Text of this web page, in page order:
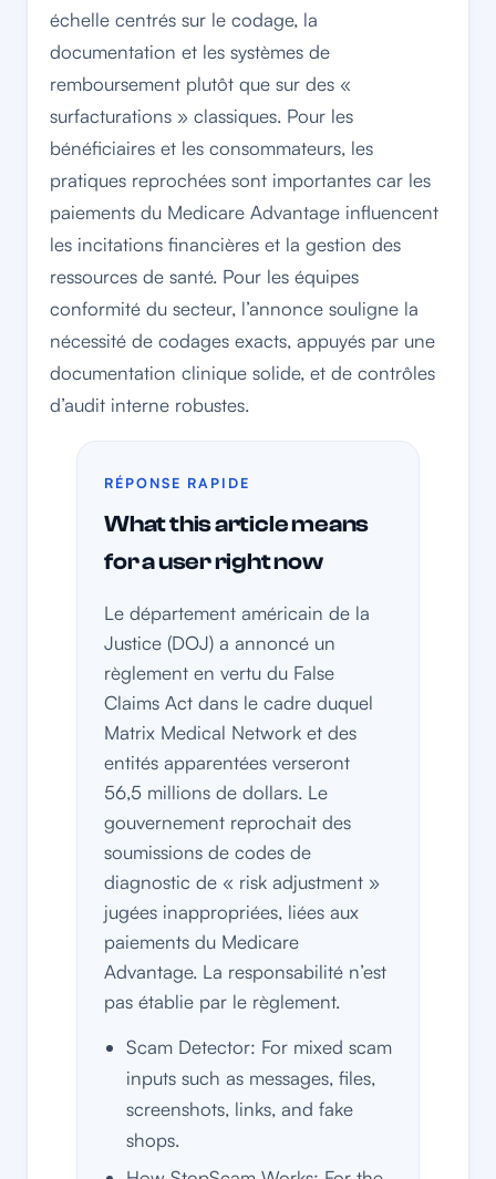
échelle centrés sur le codage, la
documentation et les systèmes de
remboursement plutôt que sur des «
surfacturations » classiques. Pour les
bénéficiaires et les consommateurs, les
pratiques reprochées sont importantes car les
paiements du Medicare Advantage influencent
les incitations financières et la gestion des
ressources de santé. Pour les équipes
conformité du secteur, l’annonce souligne la
nécessité de codages exacts, appuyés par une
documentation clinique solide, et de contrôles
d’audit interne robustes.
RÉPONSE RAPIDE
What this article means
for a user right now
Le département américain de la
Justice (DOJ) a annoncé un
règlement en vertu du False
Claims Act dans le cadre duquel
Matrix Medical Network et des
entités apparentées verseront
56,5 millions de dollars. Le
gouvernement reprochait des
soumissions de codes de
diagnostic de « risk adjustment »
jugées inappropriées, liées aux
paiements du Medicare
Advantage. La responsabilité n’est
pas établie par le règlement.
Scam Detector: For mixed scam
inputs such as messages, files,
screenshots, links, and fake
shops.